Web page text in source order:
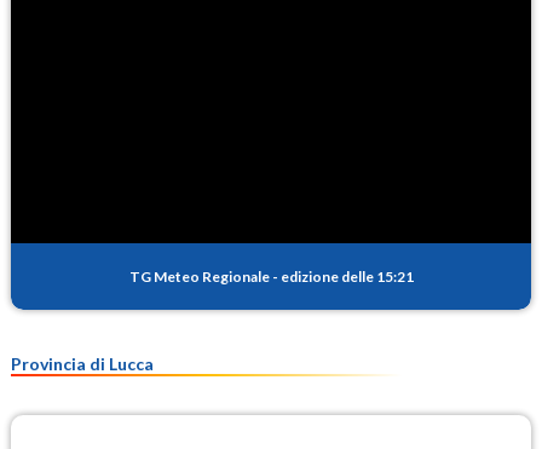
TG Meteo Regionale - edizione delle 15:21
Provincia di Lucca